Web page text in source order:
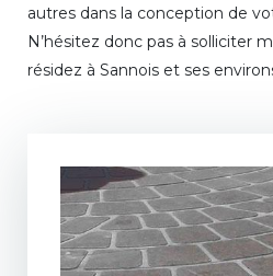
autres dans la conception de
N’hésitez donc pas à solliciter
résidez à Sannois et ses